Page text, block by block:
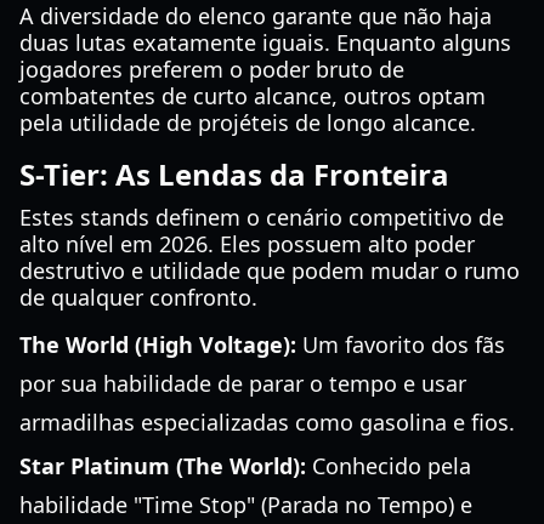
A diversidade do elenco garante que não haja
duas lutas exatamente iguais. Enquanto alguns
jogadores preferem o poder bruto de
combatentes de curto alcance, outros optam
pela utilidade de projéteis de longo alcance.
S-Tier: As Lendas da Fronteira
Estes stands definem o cenário competitivo de
alto nível em 2026. Eles possuem alto poder
destrutivo e utilidade que podem mudar o rumo
de qualquer confronto.
The World (High Voltage): Um favorito dos fãs
por sua habilidade de parar o tempo e usar
armadilhas especializadas como gasolina e fios.
Star Platinum (The World): Conhecido pela
habilidade "Time Stop" (Parada no Tempo) e